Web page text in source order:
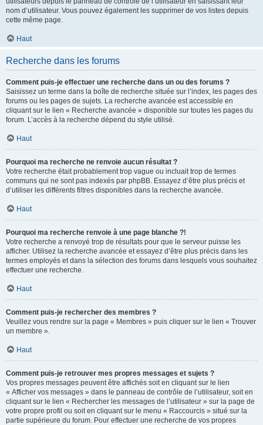
nom d’utilisateur. Vous pouvez également les supprimer de vos listes depuis
cette même page.
Haut
Recherche dans les forums
Comment puis-je effectuer une recherche dans un ou des forums ?
Saisissez un terme dans la boîte de recherche située sur l’index, les pages des
forums ou les pages de sujets. La recherche avancée est accessible en
cliquant sur le lien « Recherche avancée » disponible sur toutes les pages du
forum. L’accès à la recherche dépend du style utilisé.
Haut
Pourquoi ma recherche ne renvoie aucun résultat ?
Votre recherche était probablement trop vague ou incluait trop de termes
communs qui ne sont pas indexés par phpBB. Essayez d’être plus précis et
d’utiliser les différents filtres disponibles dans la recherche avancée.
Haut
Pourquoi ma recherche renvoie à une page blanche ?!
Votre recherche a renvoyé trop de résultats pour que le serveur puisse les
afficher. Utilisez la recherche avancée et essayez d’être plus précis dans les
termes employés et dans la sélection des forums dans lesquels vous souhaitez
effectuer une recherche.
Haut
Comment puis-je rechercher des membres ?
Veuillez vous rendre sur la page « Membres » puis cliquer sur le lien « Trouver
un membre ».
Haut
Comment puis-je retrouver mes propres messages et sujets ?
Vos propres messages peuvent être affichés soit en cliquant sur le lien
« Afficher vos messages » dans le panneau de contrôle de l’utilisateur, soit en
cliquant sur le lien « Rechercher les messages de l’utilisateur » sur la page de
votre propre profil ou soit en cliquant sur le menu « Raccourcis » situé sur la
partie supérieure du forum. Pour effectuer une recherche de vos propres